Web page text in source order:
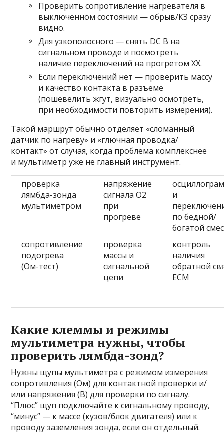
Проверить сопротивление нагревателя в
выключенном состоянии — обрыв/КЗ сразу
видно.
Для узкополосного — снять DC В на
сигнальном проводе и посмотреть
наличие переключений на прогретом ХХ.
Если переключений нет — проверить массу
и качество контакта в разъеме
(пошевелить жгут, визуально осмотреть,
при необходимости повторить измерения).
Такой маршрут обычно отделяет «сломанный
датчик по нагреву» и «глючная проводка/
контакт» от случая, когда проблема комплекснее
и мультиметр уже не главный инструмент.
проверка
лямбда-зонда
мультиметром
напряжение
сигнала O2
при
прогреве
и
по бедной/
богатой
сопротивление
подогрева
(Ом-тест)
проверка
массы и
сигнальной
цепи
контроль
наличия
обратной
ECM
Какие клеммы и режимы
мультиметра нужны, чтобы
проверить лямбда-зонд?
Нужны щупы мультиметра с режимом измерения
сопротивления (Ом) для контактной проверки и/
или напряжения (В) для проверки по сигналу.
“Плюс” щуп подключайте к сигнальному проводу,
“минус” — к массе (кузов/блок двигателя) или к
проводу заземления зонда, если он отдельный.